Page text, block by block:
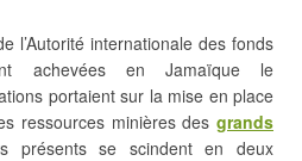
l’Autorité internationale des fonds
achevées en Jamaïque le
portaient sur la mise en place
ressources minières des grands
présents se scindent en deux